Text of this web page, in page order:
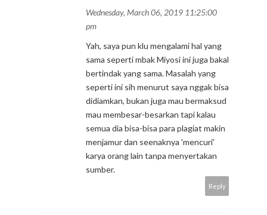
Wednesday, March 06, 2019 11:25:00
pm
Yah, saya pun klu mengalami hal yang
sama seperti mbak Miyosi ini juga bakal
bertindak yang sama. Masalah yang
seperti ini sih menurut saya nggak bisa
didiamkan, bukan juga mau bermaksud
mau membesar-besarkan tapi kalau
semua dia bisa-bisa para plagiat makin
menjamur dan seenaknya 'mencuri'
karya orang lain tanpa menyertakan
sumber.
Reply